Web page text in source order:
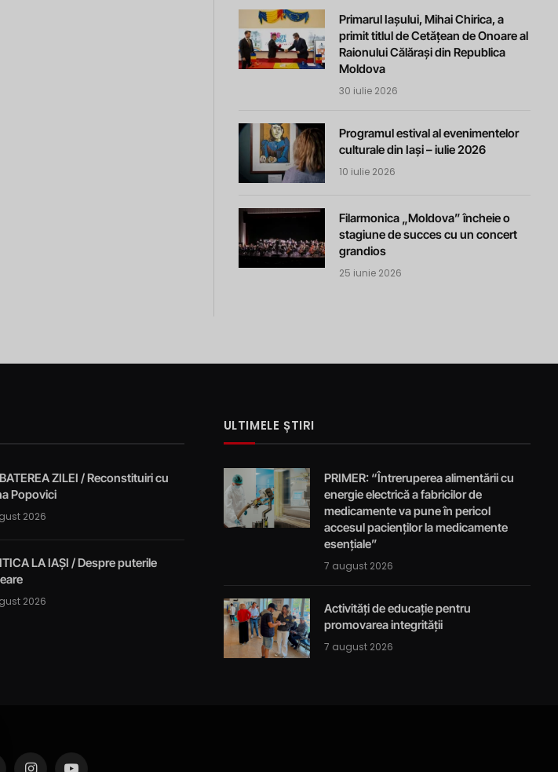
Primarul Iașului, Mihai Chirica, a
primit titlul de Cetățean de Onoare al
Raionului Călărași din Republica
Moldova
30 iulie 2026
Programul estival al evenimentelor
culturale din Iași – iulie 2026
10 iulie 2026
Filarmonica „Moldova” încheie o
stagiune de succes cu un concert
grandios
25 iunie 2026
ZILEI / Reconstituiri cu
Popovici
2026
LA IAȘI / Despre puterile
2026
ULTIMELE ȘTIRI
PRIMER: “Întreruperea alimentării cu
energie electrică a fabricilor de
medicamente va pune în pericol
accesul pacienților la medicamente
esențiale”
7 august 2026
Activități de educație pentru
promovarea integrității
7 august 2026